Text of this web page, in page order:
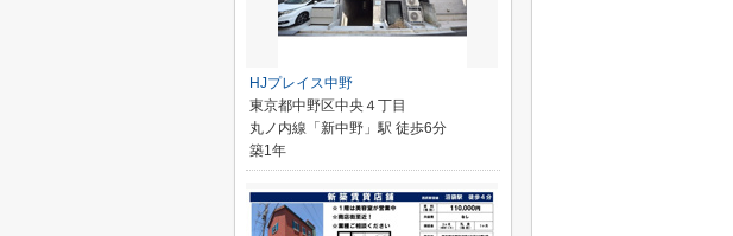
HJプレイス中野
東京都中野区中央４丁目
丸ノ内線「新中野」駅 徒歩6分
築1年